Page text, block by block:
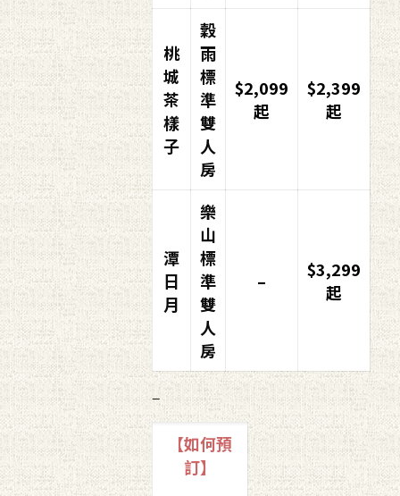
桃
城
茶
樣
子
穀
雨
標
準
雙
人
房
$2,099
起
$2,399
起
潭
日
月
樂
山
標
準
雙
人
房
–
$3,299
起
–
【如何預
訂】